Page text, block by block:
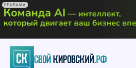
РЕКЛАМА